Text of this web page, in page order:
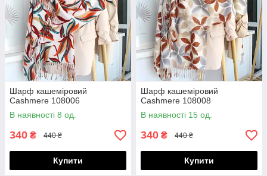
Шарф кашеміровий
Cashmere 108006
В наявності 8 од.
340 ₴ 440 ₴
Купити
Шарф кашеміровий
Cashmere 108008
В наявності 15 од.
340 ₴ 440 ₴
Купити